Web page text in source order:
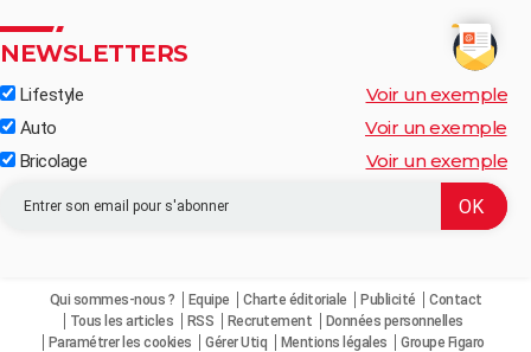
NEWSLETTERS
Lifestyle Voir un exemple
Auto Voir un exemple
Bricolage Voir un exemple
Qui sommes-nous ? Equipe Charte éditoriale Publicité
Contact
Tous les articles
RSS Recrutement
Données personnelles
Paramétrer les cookies
Gérer Utiq Mentions légales Groupe Figaro